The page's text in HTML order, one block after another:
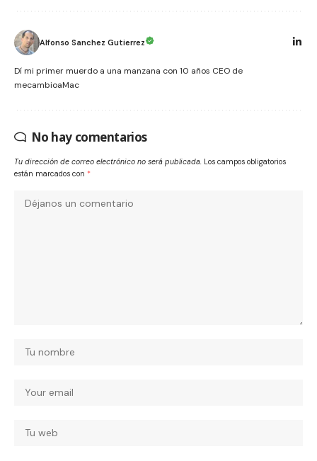
Alfonso Sanchez Gutierrez
Dí mi primer muerdo a una manzana con 10 años CEO de
mecambioaMac
No hay comentarios
Tu dirección de correo electrónico no será publicada. Los campos obligatorios
están marcados con *